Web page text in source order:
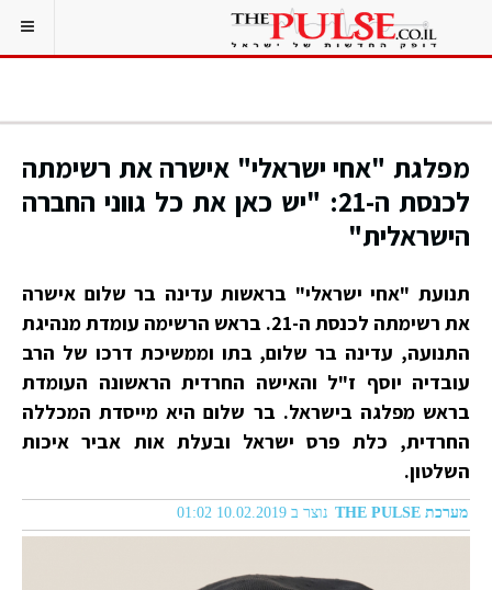
מפלגת "אחי ישראלי" אישרה את רשימתה
לכנסת ה-21: "יש כאן את כל גווני החברה
הישראלית"
תנועת "אחי ישראלי" בראשות עדינה בר שלום אישרה
את רשימתה לכנסת ה-21. בראש הרשימה עומדת מנהיגת
התנועה, עדינה בר שלום, בתו וממשיכת דרכו של הרב
עובדיה יוסף ז"ל והאישה החרדית הראשונה העומדת
בראש מפלגה בישראל. בר שלום היא מייסדת המכללה
החרדית, כלת פרס ישראל ובעלת אות אביר איכות
השלטון.
מערכת THE PULSE נוצר ב 10.02.2019 01:02